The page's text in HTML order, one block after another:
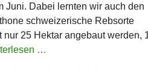
Juni. Dabei lernten wir auch den
schweizerische Rebsorte
nur 25 Hektar angebaut werden,
…